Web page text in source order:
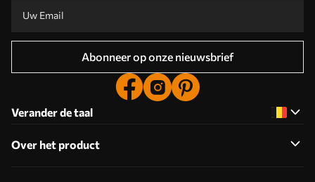
Abonneer op onze nieuwsbrief
Verander de taal
Over het product